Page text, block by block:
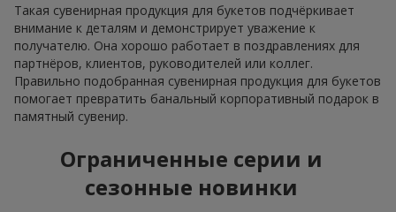
Такая сувенирная продукция для букетов подчёркивает
внимание к деталям и демонстрирует уважение к
получателю. Она хорошо работает в поздравлениях для
партнёров, клиентов, руководителей или коллег.
Правильно подобранная сувенирная продукция для букетов
помогает превратить банальный корпоративный подарок в
памятный сувенир.
Ограниченные серии и
сезонные новинки